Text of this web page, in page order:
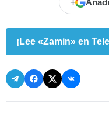
¡Lee «Zamin» en